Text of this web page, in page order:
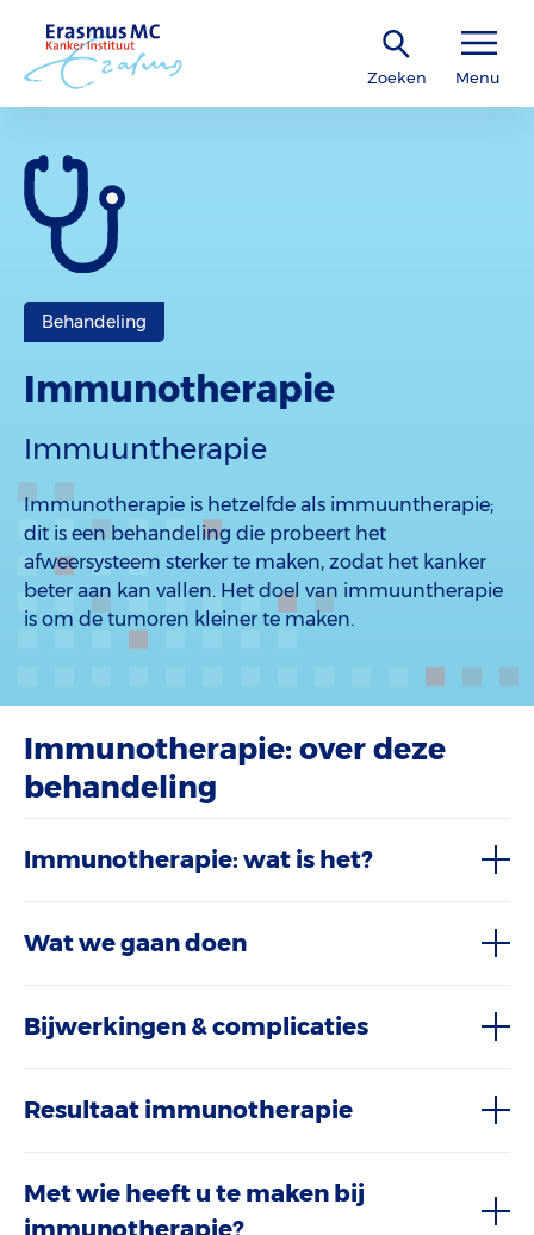
Zoeken Menu
Behandeling
Immunotherapie
Immuuntherapie
Immunotherapie is hetzelfde als immuuntherapie;
dit is een behandeling die probeert het
afweersysteem sterker te maken, zodat het kanker
beter aan kan vallen. Het doel van immuuntherapie
is om de tumoren kleiner te maken.
Immunotherapie: over deze
behandeling
Immunotherapie: wat is het?
Wat we gaan doen
Bijwerkingen & complicaties
Resultaat immunotherapie
Met wie heeft u te maken bij
immunotherapie?